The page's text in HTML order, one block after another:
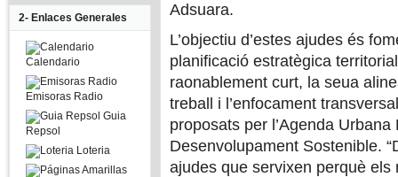
2- Enlaces Generales
Calendario
Emisoras Radio
Guia
Repsol
Loteria
Adsuara.
L’objectiu d’estes ajudes és
planificació estratègica
raonablement curt, la seua
treball i l’enfocament
proposats per l’Agenda
Desenvolupament Sostenible.
ajudes que servixen perquè